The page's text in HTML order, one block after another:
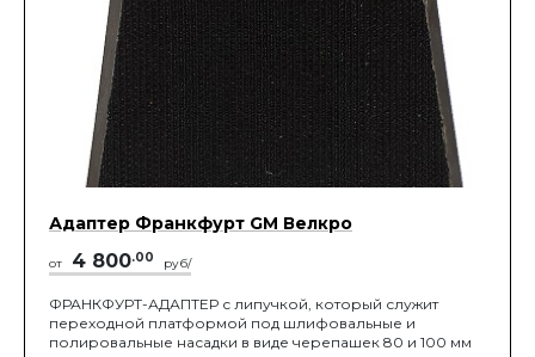
Адаптер Франкфурт GM Велкро
от 4 800.00 руб/
ФРАНКФУРТ-АДАПТЕР с липучкой, который служит
переходной платформой под шлифовальные и
полировальные насадки в виде черепашек 80 и 100 мм